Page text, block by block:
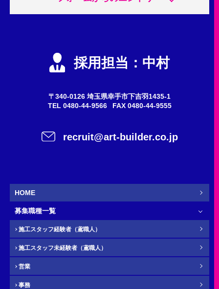
会社説明会
施工スタッフ（鳶職人）
新卒
必須 お名前
ふりがな
採用担当：中村
〒340-0126 埼玉県幸手市下吉羽1435-1
TEL 0480-44-9566 FAX 0480-44-9555
recruit@art-builder.co.jp
HOME
募集職種一覧
施工スタッフ経験者（鳶職人）
施工スタッフ未経験者（鳶職人）
営業
事務